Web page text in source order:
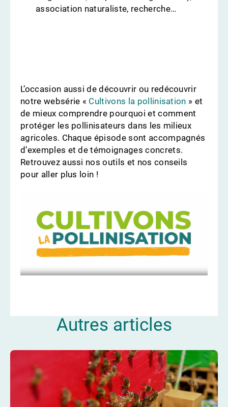
association naturaliste, recherche…
L’occasion aussi de découvrir ou redécouvrir
notre websérie « Cultivons la pollinisation » et
de mieux comprendre pourquoi et comment
protéger les pollinisateurs dans les milieux
agricoles. Chaque épisode sont accompagnés
d’exemples et de témoignages concrets.
Retrouvez aussi nos outils et nos conseils
pour aller plus loin !
Autres articles